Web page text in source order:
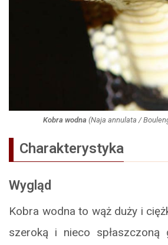
Kobra wodna (Naja annulata /
Charakterystyka
Wygląd
Kobra wodna to wąż duży i
szeroką i nieco spłaszczoną